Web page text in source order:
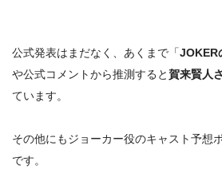
公式発表はまだなく、あくまで「JOKER
や公式コメントから推測すると賀来賢人
ています。
その他にもジョーカー役のキャスト予想
です。